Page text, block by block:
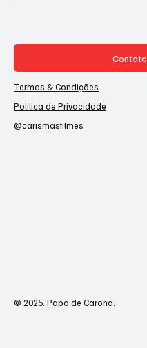
Contato
Termos & Condições
Política de Privacidade
@carismasfilmes
© 2025. Papo de Carona.